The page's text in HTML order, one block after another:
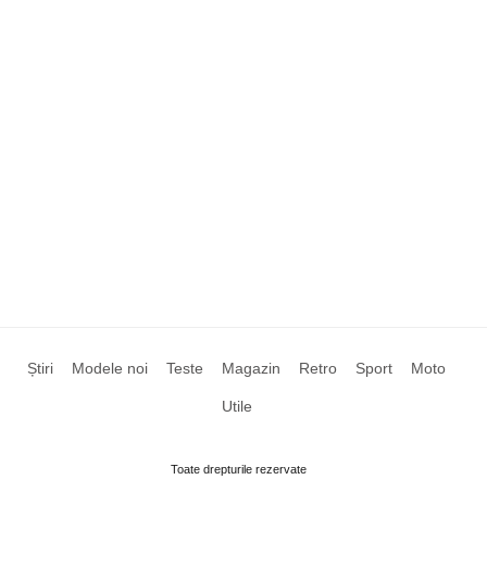
Știri Modele noi Teste Magazin Retro Sport Moto
Utile
Toate drepturile rezervate